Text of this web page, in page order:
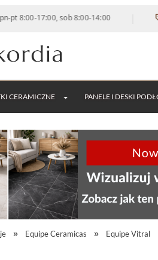
17:00, sob 8:00-14:00 |
CERAMICZNE PANELE I DESKI
Equipe Ceramicas Equipe Vitral